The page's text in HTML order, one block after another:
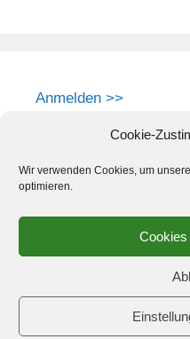
Cookie-
Wir verwenden Cookies, um
optimieren.
Anmelden >>
© 2026 Schach-Club